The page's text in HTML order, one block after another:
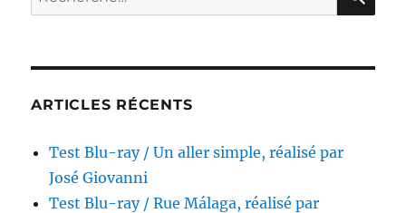
être
pour :
ARTICLES RÉCENTS
Test Blu-ray / Un aller simple, réalisé par
José Giovanni
Test Blu-ray / Rue Málaga, réalisé par